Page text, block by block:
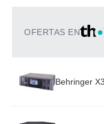
OFERTAS EN
Behringer